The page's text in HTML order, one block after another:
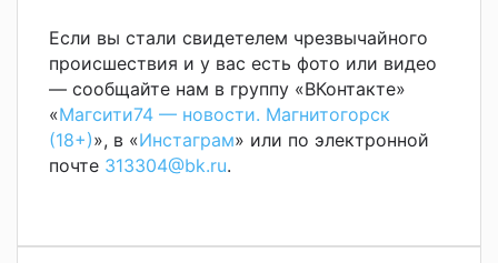
Если вы стали свидетелем чрезвычайного
происшествия и у вас есть фото или видео
— сообщайте нам в группу «ВКонтакте»
«Магсити74 — новости. Магнитогорск
(18+)», в «Инстаграм» или по электронной
почте 313304@bk.ru.